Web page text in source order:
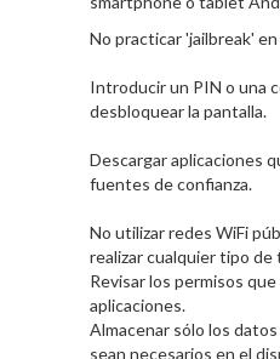
No practicar 'jailbreak'
Introducir un PIN o una
desbloquear la pantalla.
Descargar aplicaciones
fuentes de confianza.
No utilizar redes WiFi
realizar cualquier tipo de
Revisar los permisos
aplicaciones.
Almacenar sólo los
sean necesarios en el